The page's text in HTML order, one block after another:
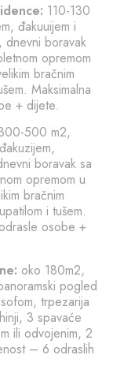
110-130
đakuuijem i
dnevni boravak
opremom
bračnim
Maksimalna
+ dijete.
500 m2,
boravak sa
opremom u
bračnim
i tušem.
osobe +
oko 180m2,
pogled
trpezarija
3 spavaće
ili odvojenim, 2
– 6 odraslih